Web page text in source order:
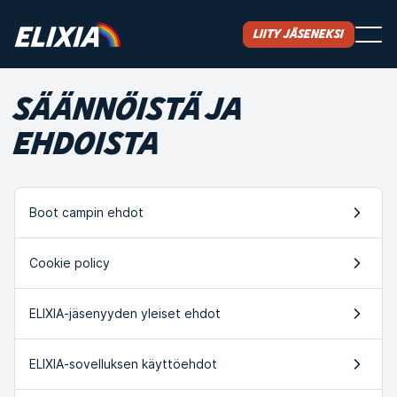
Liity jäseneksi
SÄÄNNÖISTÄ JA
EHDOISTA
Boot campin ehdot
Cookie policy
ELIXIA-jäsenyyden yleiset ehdot
ELIXIA-sovelluksen käyttöehdot